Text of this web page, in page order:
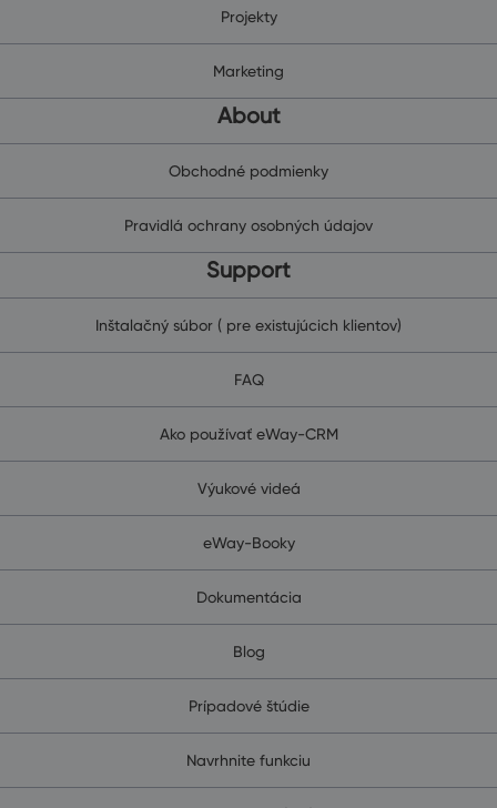
Projekty
Marketing
About
Obchodné podmienky
Pravidlá ochrany osobných údajov
Support
Inštalačný súbor ( pre existujúcich klientov)
FAQ
Ako používať eWay-CRM
Výukové videá
eWay-Booky
Dokumentácia
Blog
Prípadové štúdie
Navrhnite funkciu